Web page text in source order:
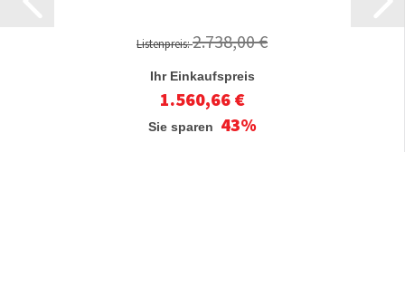
Listenpreis:2.738,00 €
Ihr Einkaufspreis
1.560,66 €
Sie sparen 43%